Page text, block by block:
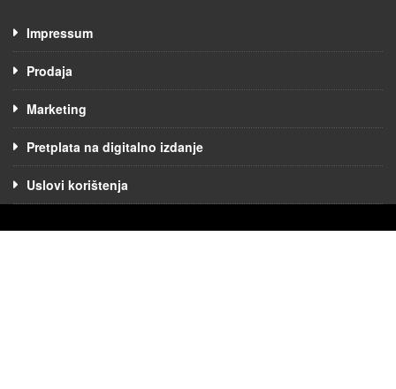
Impressum
Prodaja
Marketing
Pretplata na digitalno izdanje
Uslovi korištenja